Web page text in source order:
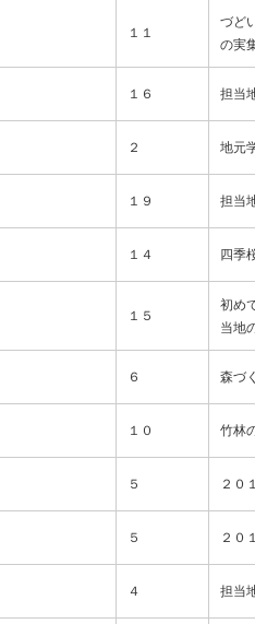
１１
づど
の実
１６ 担当
２ 地元
１９ 担当
１４ 四季
１５
初め
当地
６ 森づ
１０ 竹林
５ ２０
５ ２０
４ 担当